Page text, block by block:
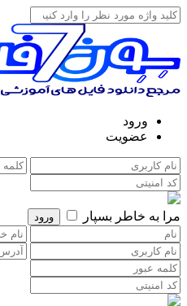
ورود
عضویت
مرا به خاطر بسپار